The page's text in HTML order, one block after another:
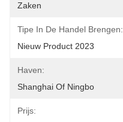
Zaken
Tipe In De Handel Brengen:
Nieuw Product 2023
Haven:
Shanghai Of Ningbo
Prijs: